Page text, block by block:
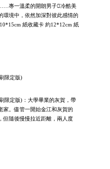
專一溫柔的開朗男子冷酷美
環境中，依然加深對彼此感情的
紙收藏卡 約12*12cm 紙
限定版)
限定版)：大學畢業的灰賀，帶
家。儘管一開始金江和灰賀的
但隨後慢慢拉近距離，兩人度